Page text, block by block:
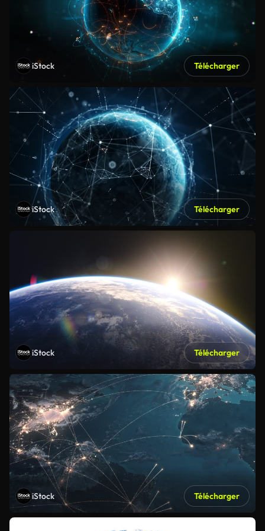
iStock Télécharger
iStock Télécharger
iStock Télécharger
iStock Télécharger